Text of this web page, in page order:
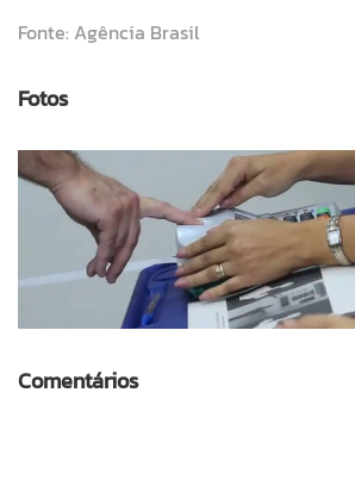
Fonte: Agência Brasil
Fotos
Comentários